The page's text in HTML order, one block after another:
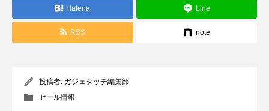
Hatena Line
RSS note
投稿者: ガジェタッチ編集部
セール情報